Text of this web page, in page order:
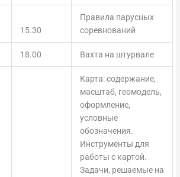
15.30
Правила парусных
соревнований
18.00 Вахта на штурвале
Карта: содержание,
масштаб, геомодель,
оформление,
условные
обозначения.
Инструменты для
работы с картой.
Задачи, решаемые на